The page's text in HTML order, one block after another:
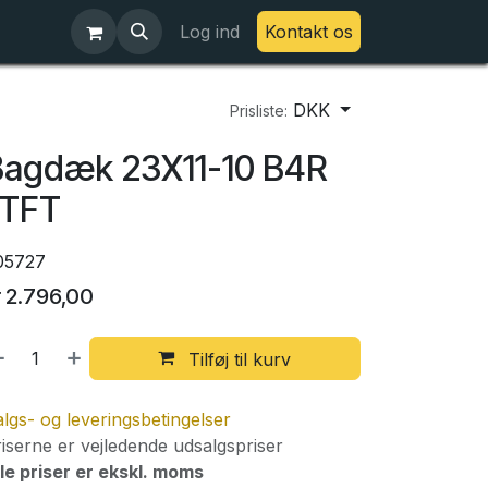
Log ind Kontakt os
Prisliste: DKK
23X11-10 B4R
2.796,00
Tilføj til kurv
og leveringsbetingelser
er vejledende udsalgspriser
priser er ekskl. moms